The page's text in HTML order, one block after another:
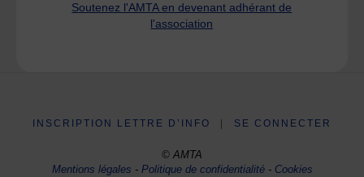
Soutenez l'AMTA en devenant adhérant de
l'association
INSCRIPTION LETTRE D’INFO SE CONNECTER
© AMTA
Mentions légales -Politique de confidentialité- Cookies